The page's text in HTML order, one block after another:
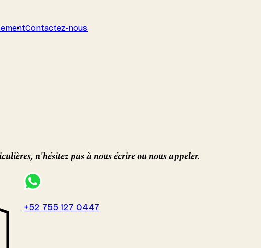
Contactez-nous
n'hésitez pas à nous écrire ou nous appeler.
+52 755 127 0447